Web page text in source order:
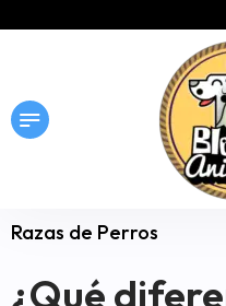
Razas de Perros
¿Qué